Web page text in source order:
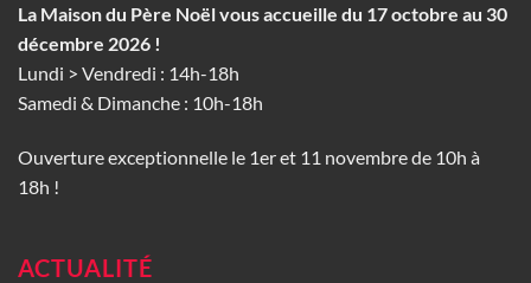
La Maison du Père Noël vous accueille du 17 octobre au 30
décembre 2026 !
Lundi > Vendredi : 14h-18h
Samedi & Dimanche : 10h-18h
Ouverture exceptionnelle le 1er et 11 novembre de 10h à
18h !
ACTUALITÉ